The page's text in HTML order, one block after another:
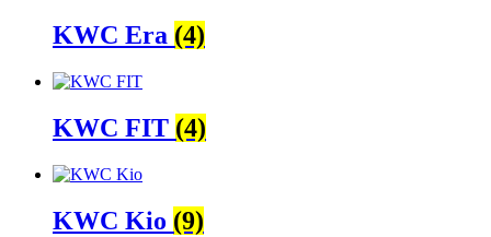
KWC Era (4)
KWC FIT (4)
KWC Kio (9)